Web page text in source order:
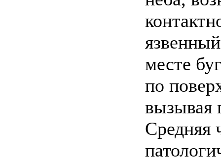
месте
по
вызывая
Средняя